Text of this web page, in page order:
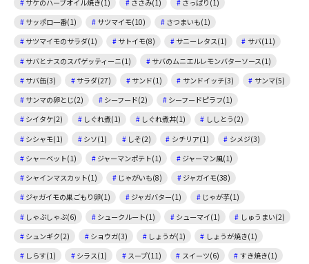
サケのハーブオイル焼き(1)
ささみ(1)
さっぱり(1)
サッポロ一番(1)
サツマイモ(10)
さつまいも(1)
サツマイモのサラダ(1)
サトイモ(8) サニーレタス(1)
サバ(11)
サバとナスのスパゲッティーニ(1)
サバのムニエルレモンバターソース(1)
サバ缶(3)
サラダ(27) サンド(1) サンドイッチ(3)
サンマ(5)
サンマの卵とじ(2)
シーフード(2)
シーフードピラフ(1)
シイタケ(2)
しぐれ煮(1) しぐれ煮丼(1)
ししとう(2)
シシャモ(1)
シソ(1) しそ(2) シチリア(1)
シメジ(3)
シャーベット(1)
ジャーマンポテト(1)
ジャーマン風(1)
シャインマスカット(1)
じゃがいも(8)
ジャガイモ(38)
ジャガイモの巣ごもり卵(1)
ジャガバター(1)
じゃが芋(1)
しゃぶしゃぶ(6)
シュークルート(1) シューマイ(1)
しゅうまい(2)
シュンギク(2)
ショウガ(3) しょうが(1)
しょうが焼き(1)
しらす(1)
シラス(1) スープ(11) スイーツ(6)
すき焼き(1)